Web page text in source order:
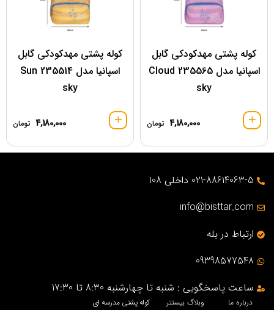
کوله پشتی مهدکودکی گابل
اسپانیا مدل 235565 Cloud
sky
4,180,000 تومان
کوله پشتی مهدکودکی گابل
اسپانیا مدل 235514 Sun
sky
4,180,000 تومان
021-88614063-5 داخلی 108
info@bisttar.com
ارتباط در بله
09398577548
ساعت پاسخگویی : شنبه تا چهارشنبه 8:30 تا 17:30
درباره ما
وبلاگ بیستتر
کوله پشتی مدرسه ای